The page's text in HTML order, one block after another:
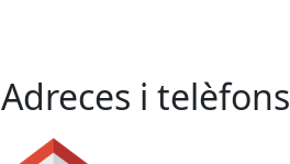
Adreces i telèfons